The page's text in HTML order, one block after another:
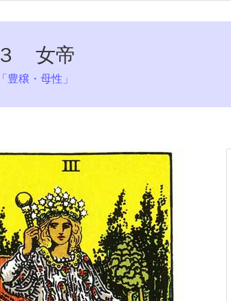
３ 女帝
「豊穣・母性」